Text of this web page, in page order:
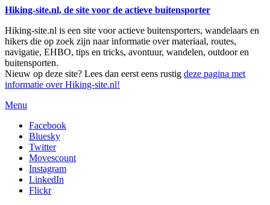
Hiking-site.nl, de site voor de actieve buitensporter
Hiking-site.nl is een site voor actieve buitensporters, wandelaars en
hikers die op zoek zijn naar informatie over materiaal, routes,
navigatie, EHBO, tips en tricks, avontuur, wandelen, outdoor en
buitensporten.
Nieuw op deze site? Lees dan eerst eens rustig deze pagina met
informatie over Hiking-site.nl!
Menu
Facebook
Bluesky
Twitter
Movescount
Instagram
LinkedIn
Flickr